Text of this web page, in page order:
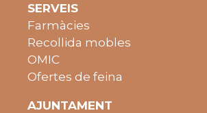
SERVEIS
Farmàcies
Recollida mobles
OMIC
Ofertes de feina
AJUNTAMENT